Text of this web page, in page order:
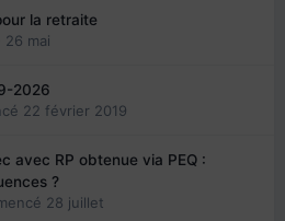
la retraite
26 mai
2026
22 février 2019
avec RP obtenue via PEQ :
?
28 juillet